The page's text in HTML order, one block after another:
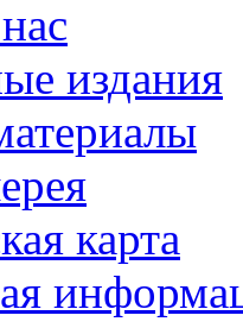
издания
карта